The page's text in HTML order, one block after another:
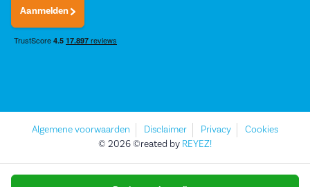
Aanmelden
Algemene voorwaarden Disclaimer Privacy
Cookies
© 2026 ©reated by REYEZ!